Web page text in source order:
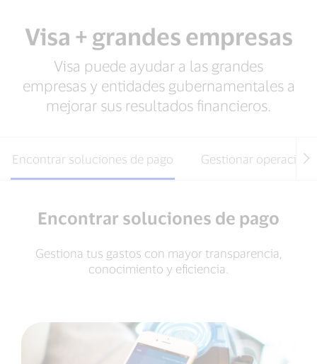
Visa + grandes empresas
Visa puede ayudar a las grandes
empresas y entidades gubernamentales a
mejorar sus resultados financieros.
Encontrar soluciones de pago Gestionar
Encontrar soluciones de pago
Gestiona tus gastos con mayor transparencia,
conocimiento y eficiencia.